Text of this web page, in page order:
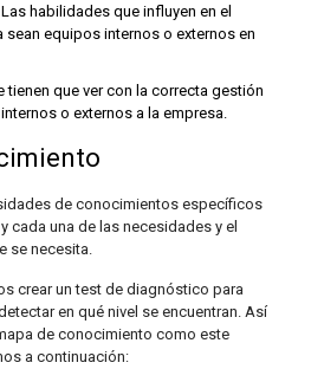
Las habilidades que influyen en el
sean equipos internos o externos en
tienen que ver con la correcta gestión
o externos a la empresa.
de conocimientos específicos
cada una de las necesidades y el
se necesita.
crear un test de diagnóstico para
en qué nivel se encuentran. Así
de conocimiento como este
a continuación: